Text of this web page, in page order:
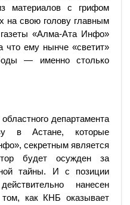
материалов с грифом
на свою голову главным
«Алма-Ата Инфо»
что ему нынче «светит»
— именно столько
департамента
в Астане, которые
секретным является
будет осужден за
тайны. И с позиции
нанесен
как КНБ оказывает